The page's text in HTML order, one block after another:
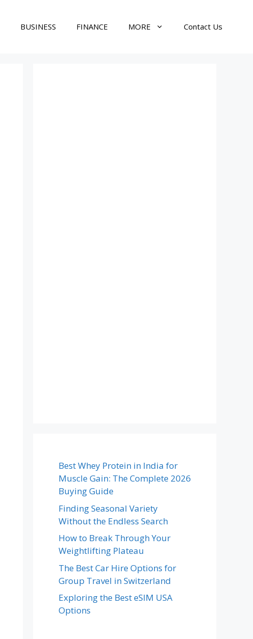
BUSINESS FINANCE MORE Contact Us
Best Whey Protein in India for
Muscle Gain: The Complete 2026
Buying Guide
Finding Seasonal Variety
Without the Endless Search
How to Break Through Your
Weightlifting Plateau
The Best Car Hire Options for
Group Travel in Switzerland
Exploring the Best eSIM USA
Options